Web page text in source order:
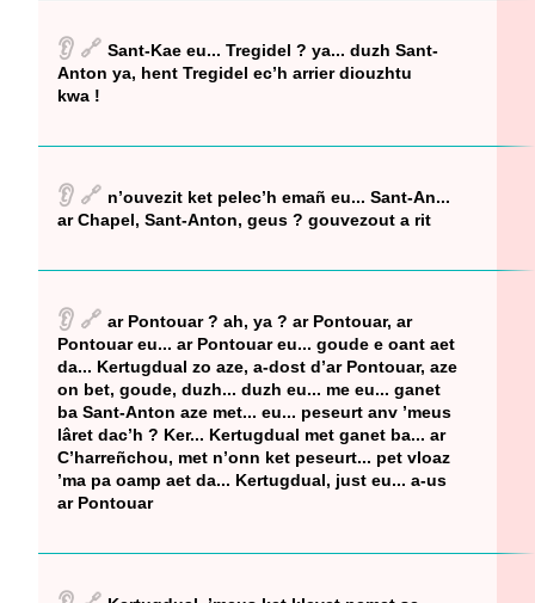
👂 🔗 Sant-Kae eu... Tregidel ? ya... duzh Sant-
Anton ya, hent Tregidel ec’h arrier diouzhtu
kwa !
👂 🔗 n’ouvezit ket pelec’h emañ eu... Sant-An...
ar Chapel, Sant-Anton, geus ? gouvezout a rit
👂 🔗 ar Pontouar ? ah, ya ? ar Pontouar, ar
Pontouar eu... ar Pontouar eu... goude e oant aet
da... Kertugdual zo aze, a-dost d’ar Pontouar, aze
on bet, goude, duzh... duzh eu... me eu... ganet
ba Sant-Anton aze met... eu... peseurt anv ’meus
lâret dac’h ? Ker... Kertugdual met ganet ba... ar
C’harreñchou, met n’onn ket peseurt... pet vloaz
’ma pa oamp aet da... Kertugdual, just eu... a-us
ar Pontouar